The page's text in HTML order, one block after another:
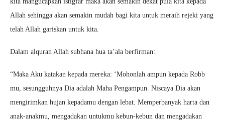
Allah sehingga akan semakin mudah bagi kita untuk meraih rejeki yang
telah Allah gariskan untuk kita.
Dalam alquran Allah subhana hua ta’ala berfirman:
“Maka Aku katakan kepada mereka: ‘Mohonlah ampun kepada Robb
mu, sesungguhnya Dia adalah Maha Pengampun. Niscaya Dia akan
mengirimkan hujan kepadamu dengan lebat. Memperbanyak harta dan
anak-anakmu, mengadakan untukmu kebun-kebun dan mengadakan